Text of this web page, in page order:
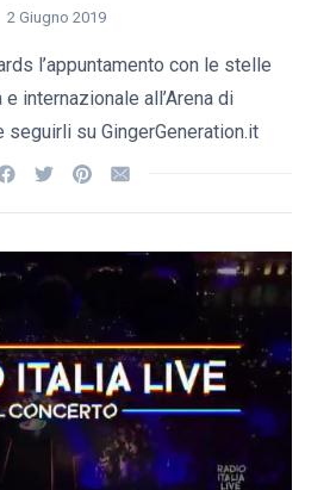
2 Giugno 2019
l’appuntamento con le stelle
internazionale all’Arena di
seguirli su GingerGeneration.it